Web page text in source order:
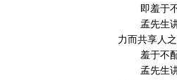
力而共享人